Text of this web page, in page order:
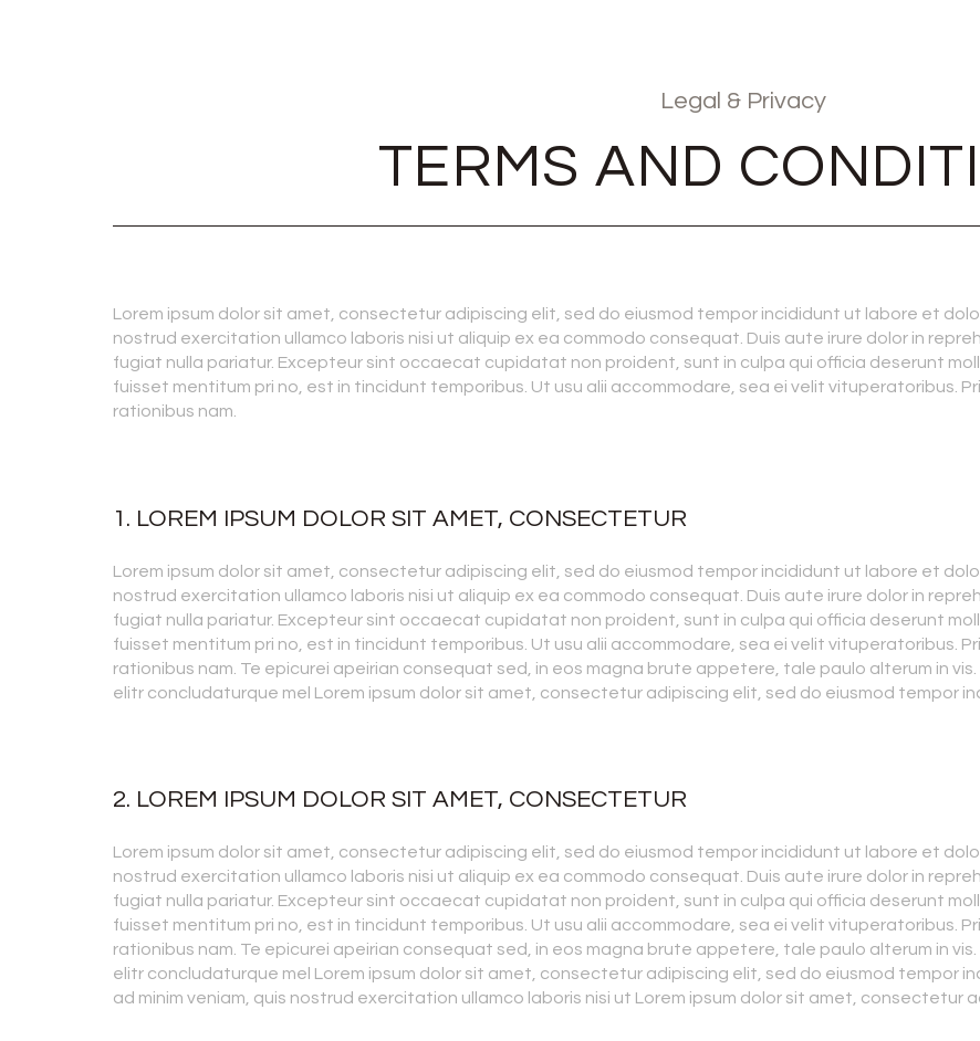
Legal & Privacy
TERMS AND
Lorem ipsum dolor sit amet, consectetur adipiscing elit, sed do eiusmod tempor incididunt ut labore et
nostrud exercitation ullamco laboris nisi ut aliquip ex ea commodo consequat. Duis aute irure dolor in
fugiat nulla pariatur. Excepteur sint occaecat cupidatat non proident, sunt in culpa qui officia deserunt
fuisset mentitum pri no, est in tincidunt temporibus. Ut usu alii accommodare, sea ei velit vituperatoribus.
rationibus nam.
1. LOREM IPSUM DOLOR SIT AMET, CONSECTETUR
Lorem ipsum dolor sit amet, consectetur adipiscing elit, sed do eiusmod tempor incididunt ut labore et
nostrud exercitation ullamco laboris nisi ut aliquip ex ea commodo consequat. Duis aute irure dolor in
fugiat nulla pariatur. Excepteur sint occaecat cupidatat non proident, sunt in culpa qui officia deserunt
fuisset mentitum pri no, est in tincidunt temporibus. Ut usu alii accommodare, sea ei velit vituperatoribus.
rationibus nam. Te epicurei apeirian consequat sed, in eos magna brute appetere, tale paulo alterum in
elitr concludaturque mel Lorem ipsum dolor sit amet, consectetur adipiscing elit, sed do eiusmod tempor
2. LOREM IPSUM DOLOR SIT AMET, CONSECTETUR
Lorem ipsum dolor sit amet, consectetur adipiscing elit, sed do eiusmod tempor incididunt ut labore et
nostrud exercitation ullamco laboris nisi ut aliquip ex ea commodo consequat. Duis aute irure dolor in
fugiat nulla pariatur. Excepteur sint occaecat cupidatat non proident, sunt in culpa qui officia deserunt
fuisset mentitum pri no, est in tincidunt temporibus. Ut usu alii accommodare, sea ei velit vituperatoribus.
rationibus nam. Te epicurei apeirian consequat sed, in eos magna brute appetere, tale paulo alterum in
elitr concludaturque mel Lorem ipsum dolor sit amet, consectetur adipiscing elit, sed do eiusmod tempor
ad minim veniam, quis nostrud exercitation ullamco laboris nisi ut Lorem ipsum dolor sit amet, consectetur